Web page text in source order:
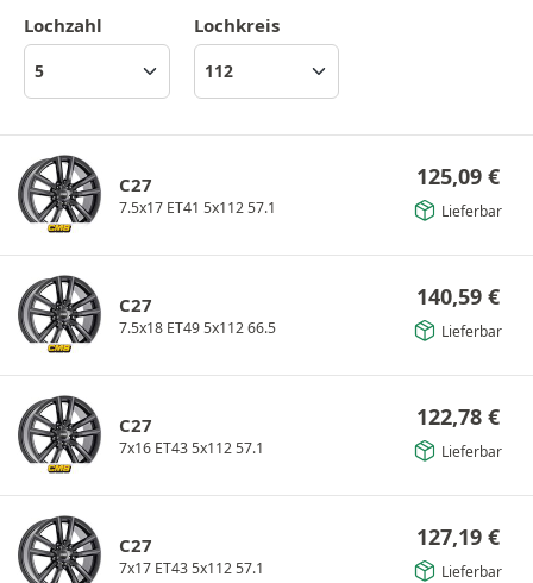
Lochzahl Lochkreis
C27
7.5x17 ET41 5x112 57.1
125,09 €
Lieferbar
C27
7.5x18 ET49 5x112 66.5
140,59 €
Lieferbar
C27
7x16 ET43 5x112 57.1
122,78 €
Lieferbar
C27
7x17 ET43 5x112 57.1
127,19 €
Lieferbar